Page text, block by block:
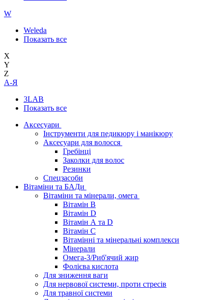
W
Weleda
Показать все
X
Y
Z
А-Я
3LAB
Показать все
Аксесуари
Інструменти для педикюру і манікюру
Аксесуари для волосся
Гребінці
Заколки для волос
Резинки
Спецзасоби
Вітаміни та БАДи
Вітаміни та мінерали, омега
Вітамін B
Вітамін D
Вітамін А та D
Вітамін С
Вітамінні та мінеральні комплекси
Мінерали
Омега-3/Риб'ячий жир
Фолієва кислота
Для зниження ваги
Для нервової системи, проти стресів
Для травної системи